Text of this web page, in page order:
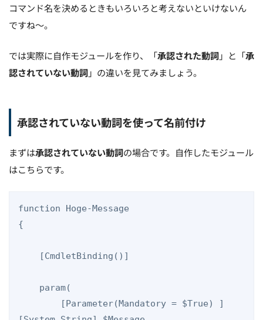
コマンド名を決めるときもいろいろと考えないといけないん
ですね～。
では実際に自作モジュールを作り、「承認された動詞」と「承
認されていない動詞」の違いを見てみましょう。
承認されていない動詞を使って名前付け
まずは承認されていない動詞の場合です。自作したモジュール
はこちらです。
function Hoge-Message
{